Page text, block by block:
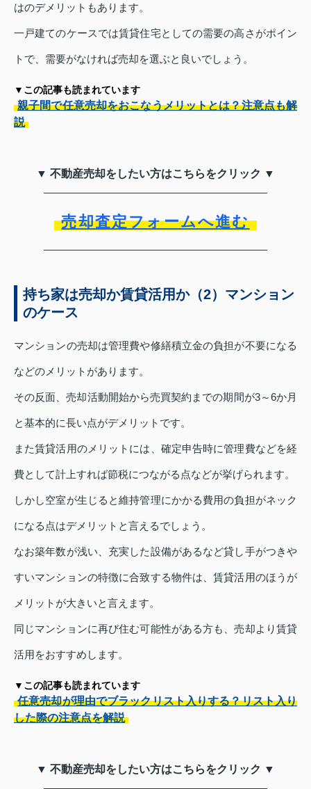
はのデメリットもあります。
一戸建てのケースでは賃貸住宅としての需要の高さがポイン
トで、需要がなければ売却を選ぶと良いでしょう。
▼この記事も読まれています
親子間で任意売却をおこなうメリットとは？注意点も解
説
▼ 不動産売却をしたい方はこちらをクリック ▼
売却査定フォームへ進む
持ち家は売却か賃貸活用か（2）マンション
のケース
マンションの売却は管理費や修繕積立金の負担が不要になる
などのメリットがあります。
その反面、売却活動開始から売買契約までの期間が3～6か月
と基本的に長い点がデメリットです。
また賃貸活用のメリットには、確定申告時に管理費などを経
費として計上すれば節税につながる点などが挙げられます。
しかし空室が生じると維持管理にかかる費用の負担がネック
になる点はデメリットと言えるでしょう。
なお築年数が浅い、充実した設備があるなど貸し手がつきや
すいマンションの特徴に合致する物件は、賃貸活用のほうが
メリットが大きいと言えます。
同じマンションに再び住む可能性がある方も、売却より賃貸
活用をおすすめします。
▼この記事も読まれています
任意売却が理由でブラックリスト入りする？リスト入り
した際の注意点を解説
▼ 不動産売却をしたい方はこちらをクリック ▼